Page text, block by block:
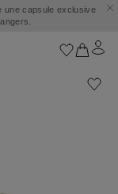
une capsule exclusive